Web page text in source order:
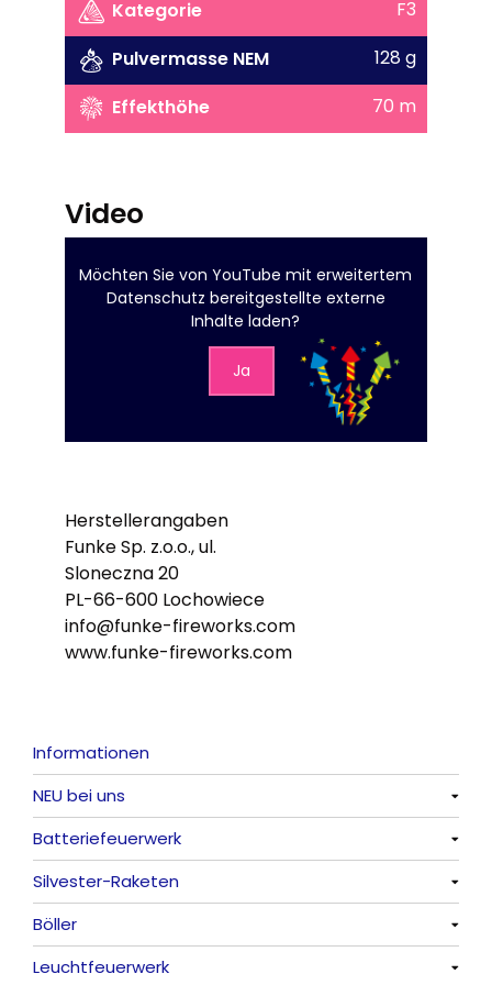
Kategorie
F3
Pulvermasse NEM
128 g
Effekthöhe
70 m
Video
Möchten Sie vonYouTube mit erweitertem
Datenschutz bereitgestellte externe
Inhalte laden?
Ja
Herstellerangaben
Funke Sp. z.o.o., ul.
Sloneczna 20
PL-66-600 Lochowiece
info@funke-fireworks.com
www.funke-fireworks.com
Informationen
NEU bei uns
Alle anzeigen
Batteriefeuerwerk
Alle anzeigen
Silvester-Raketen
Alle anzeigen
Böller
Alle anzeigen
Leuchtfeuerwerk